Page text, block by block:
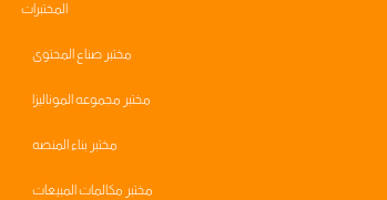
المختبرات
مختبر صناع المحتوى
مختبر مجموعه الموناليزا
مختبر بناء المنصه
مختبر مكالمات المبيعات